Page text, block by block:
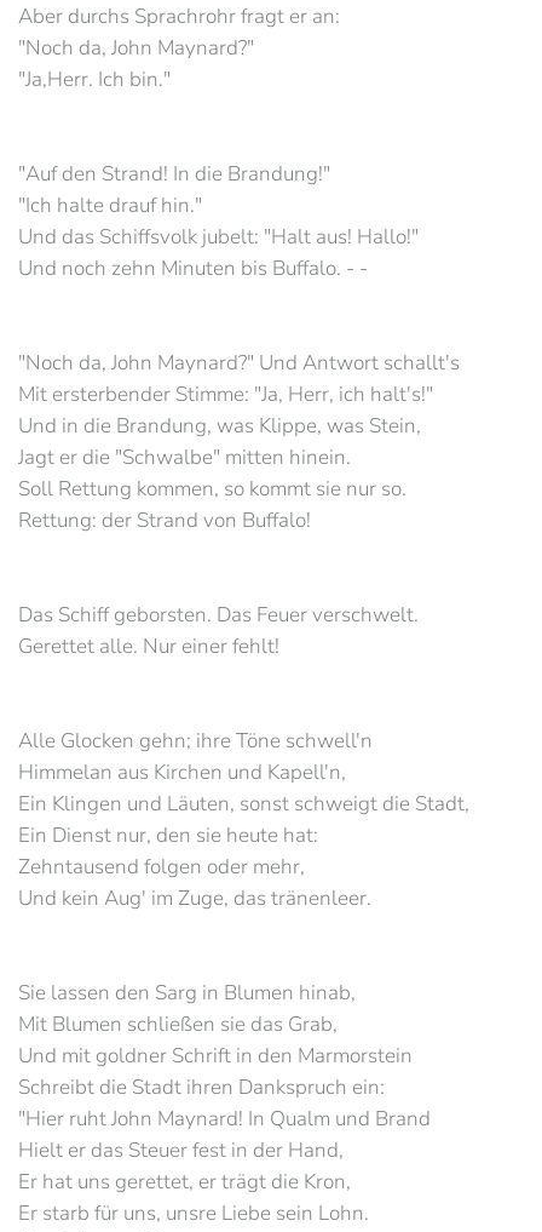
Aber durchs Sprachrohr fragt er an:
"Noch da, John Maynard?"
"Ja,Herr. Ich bin."
"Auf den Strand! In die Brandung!"
"Ich halte drauf hin."
Und das Schiffsvolk jubelt: "Halt aus! Hallo!"
Und noch zehn Minuten bis Buffalo. - -
"Noch da, John Maynard?" Und Antwort schallt's
Mit ersterbender Stimme: "Ja, Herr, ich halt's!"
Und in die Brandung, was Klippe, was Stein,
Jagt er die "Schwalbe" mitten hinein.
Soll Rettung kommen, so kommt sie nur so.
Rettung: der Strand von Buffalo!
Das Schiff geborsten. Das Feuer verschwelt.
Gerettet alle. Nur einer fehlt!
Alle Glocken gehn; ihre Töne schwell'n
Himmelan aus Kirchen und Kapell'n,
Ein Klingen und Läuten, sonst schweigt die Stadt,
Ein Dienst nur, den sie heute hat:
Zehntausend folgen oder mehr,
Und kein Aug' im Zuge, das tränenleer.
Sie lassen den Sarg in Blumen hinab,
Mit Blumen schließen sie das Grab,
Und mit goldner Schrift in den Marmorstein
Schreibt die Stadt ihren Dankspruch ein:
"Hier ruht John Maynard! In Qualm und Brand
Hielt er das Steuer fest in der Hand,
Er hat uns gerettet, er trägt die Kron,
Er starb für uns, unsre Liebe sein Lohn.